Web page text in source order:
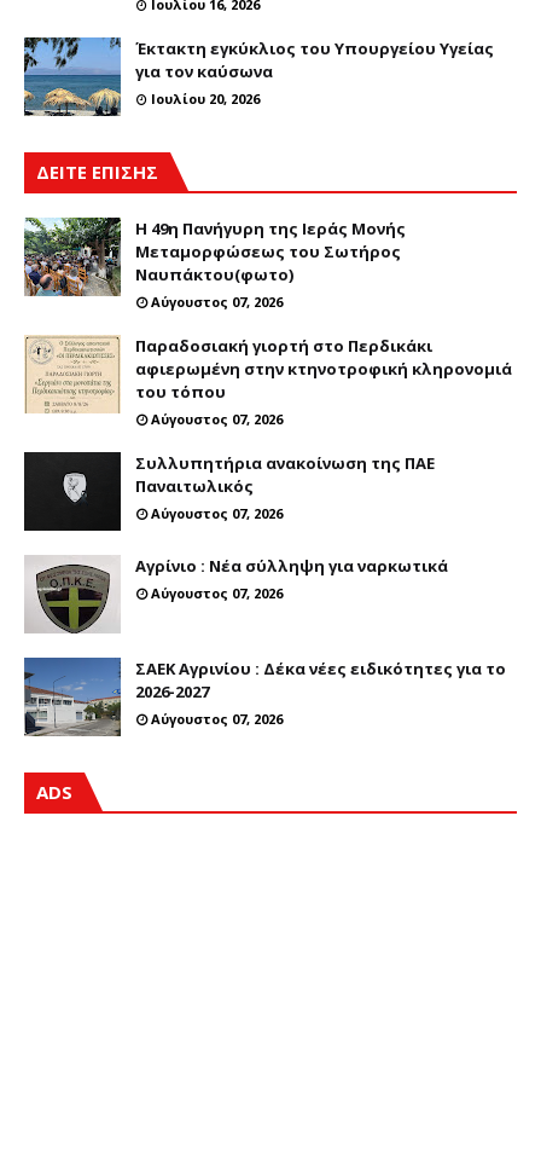
Ιουλίου 16, 2026
Έκτακτη εγκύκλιος του Υπουργείου Υγείας
για τον καύσωνα
Ιουλίου 20, 2026
ΔΕΙΤΕ ΕΠΙΣΗΣ
Η 49η Πανήγυρη της Ιεράς Μονής
Μεταμορφώσεως του Σωτήρος
Ναυπάκτου(φωτο)
Αύγουστος 07, 2026
Παραδοσιακή γιορτή στο Περδικάκι
αφιερωμένη στην κτηνοτροφική κληρονομιά
του τόπου
Αύγουστος 07, 2026
Συλλυπητήρια ανακοίνωση της ΠΑΕ
Παναιτωλικός
Αύγουστος 07, 2026
Αγρίνιο : Νέα σύλληψη για ναρκωτικά
Αύγουστος 07, 2026
ΣΑΕΚ Αγρινίου : Δέκα νέες ειδικότητες για το
2026-2027
Αύγουστος 07, 2026
ADS